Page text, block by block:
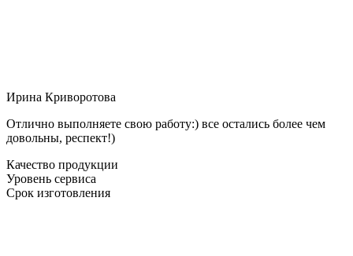
Ирина Криворотова
Отлично выполняете свою работу:) все остались более чем
довольны, респект!)
Качество продукции
Уровень сервиса
Срок изготовления